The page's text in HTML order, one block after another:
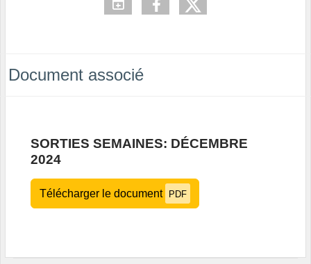
Document associé
SORTIES SEMAINES: DÉCEMBRE
2024
Télécharger le document PDF